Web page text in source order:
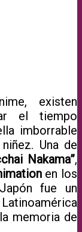
existen
el tiempo
imborrable
Una de
Nakama”,
en los
fue un
memoria de